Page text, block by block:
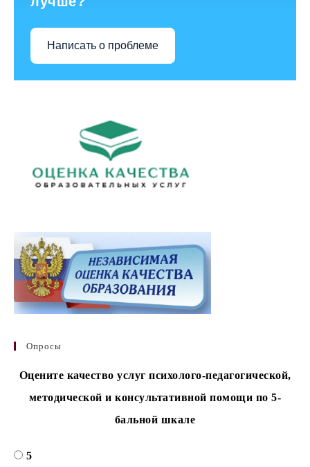
Написать о проблеме
Опросы
Оцените качество услуг психолого-педагогической,
методической и консультативной помощи по 5-
бальной шкале
5